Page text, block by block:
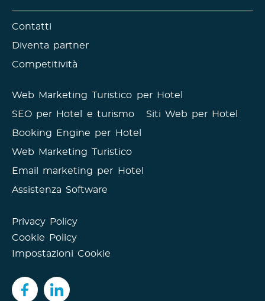
Contatti
Diventa partner
Competitività
Web Marketing Turistico per Hotel
SEO per Hotel e turismo
Siti Web per Hotel
Booking Engine per Hotel
Web Marketing Turistico
Email marketing per Hotel
Assistenza Software
Privacy Policy
Cookie Policy
Impostazioni Cookie